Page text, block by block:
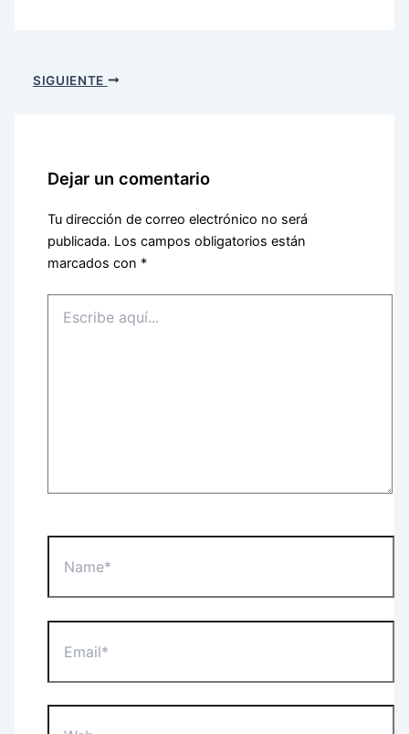
SIGUIENTE
Dejar un comentario
Tu dirección de correo electrónico no será
publicada. Los campos obligatorios están
marcados con *
aquí...